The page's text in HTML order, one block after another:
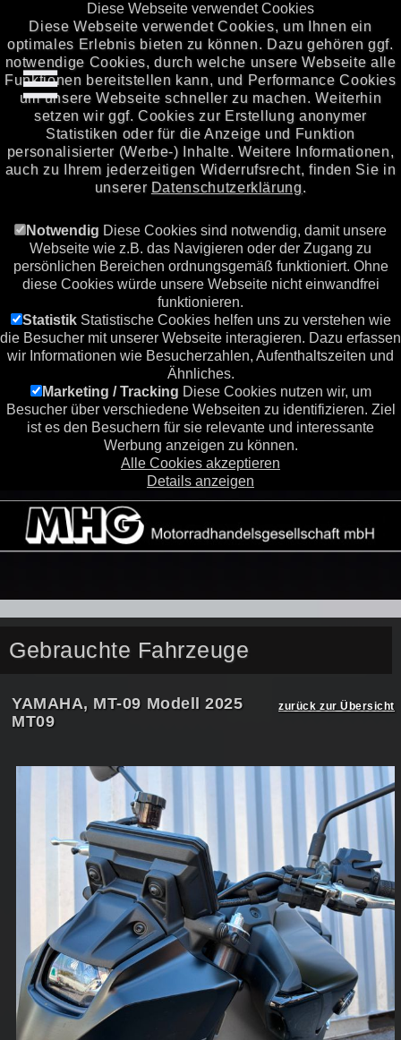
Diese Webseite verwendet Cookies
Diese Webseite verwendet Cookies, um Ihnen ein
optimales Erlebnis bieten zu können. Dazu gehören ggf.
notwendige Cookies, durch welche unsere Webseite alle
Funktionen bereitstellen kann, und Performance Cookies
um unsere Webseite schneller zu machen. Weiterhin
setzen wir ggf. Cookies zur Erstellung anonymer
Statistiken oder für die Anzeige und Funktion
personalisierter (Werbe-) Inhalte. Weitere Informationen,
auch zu Ihrem jederzeitigen Widerrufsrecht, finden Sie in
unserer Datenschutzerklärung.
Notwendig Diese Cookies sind notwendig, damit unsere
Webseite wie z.B. das Navigieren oder der Zugang zu
persönlichen Bereichen ordnungsgemäß funktioniert. Ohne
diese Cookies würde unsere Webseite nicht einwandfrei
funktionieren.
StatistikStatistische Cookies helfen uns zu verstehen wie
die Besucher mit unserer Webseite interagieren. Dazu erfassen
wir Informationen wie Besucherzahlen, Aufenthaltszeiten und
Ähnliches.
Marketing / Tracking Diese Cookies nutzen wir, um
Besucher über verschiedene Webseiten zu identifizieren. Ziel
ist es den Besuchern für sie relevante und interessante
Werbung anzeigen zu können.
Alle Cookies akzeptieren
Details anzeigen
Gebrauchte Fahrzeuge
zurück zur Übersicht
YAMAHA, MT-09 Modell 2025
MT09